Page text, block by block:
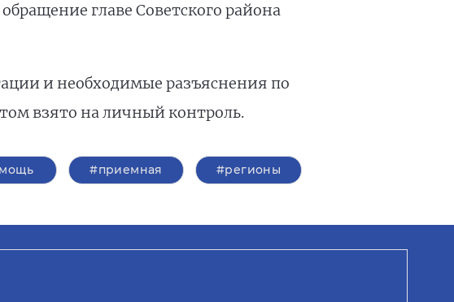
главе Советского района
и необходимые разъяснения по
взято на личный контроль.
#приемная #регионы